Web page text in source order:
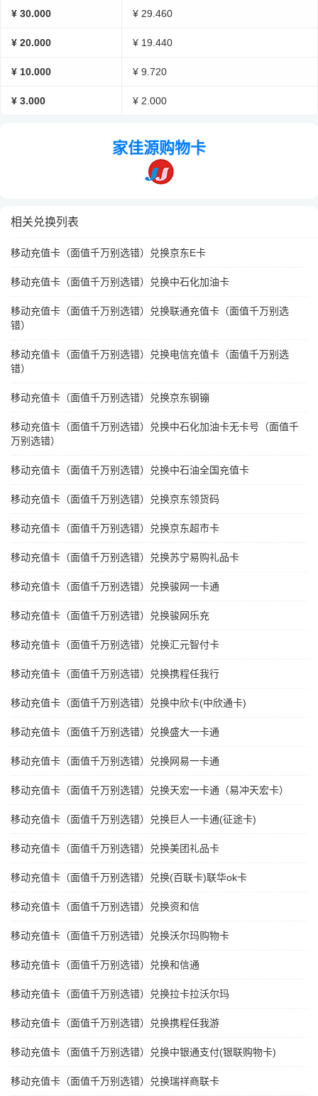
¥ 30.000 ¥ 29.460
¥ 20.000 ¥ 19.440
¥ 10.000 ¥ 9.720
¥ 3.000 ¥ 2.000
家佳源购物卡
相关兑换列表
移动充值卡（面值千万别选错）兑换京东E卡
移动充值卡（面值千万别选错）兑换中石化加油卡
移动充值卡（面值千万别选错）兑换联通充值卡（面值千万别选
错）
移动充值卡（面值千万别选错）兑换电信充值卡（面值千万别选
错）
移动充值卡（面值千万别选错）兑换京东钢镚
移动充值卡（面值千万别选错）兑换中石化加油卡无卡号（面值千
万别选错）
移动充值卡（面值千万别选错）兑换中石油全国充值卡
移动充值卡（面值千万别选错）兑换京东领货码
移动充值卡（面值千万别选错）兑换京东超市卡
移动充值卡（面值千万别选错）兑换苏宁易购礼品卡
移动充值卡（面值千万别选错）兑换骏网一卡通
移动充值卡（面值千万别选错）兑换骏网乐充
移动充值卡（面值千万别选错）兑换汇元智付卡
移动充值卡（面值千万别选错）兑换携程任我行
移动充值卡（面值千万别选错）兑换中欣卡(中欣通卡)
移动充值卡（面值千万别选错）兑换盛大一卡通
移动充值卡（面值千万别选错）兑换网易一卡通
移动充值卡（面值千万别选错）兑换天宏一卡通（易冲天宏卡）
移动充值卡（面值千万别选错）兑换巨人一卡通(征途卡)
移动充值卡（面值千万别选错）兑换美团礼品卡
移动充值卡（面值千万别选错）兑换(百联卡)联华ok卡
移动充值卡（面值千万别选错）兑换资和信
移动充值卡（面值千万别选错）兑换沃尔玛购物卡
移动充值卡（面值千万别选错）兑换和信通
移动充值卡（面值千万别选错）兑换拉卡拉沃尔玛
移动充值卡（面值千万别选错）兑换携程任我游
移动充值卡（面值千万别选错）兑换中银通支付(银联购物卡)
移动充值卡（面值千万别选错）兑换瑞祥商联卡